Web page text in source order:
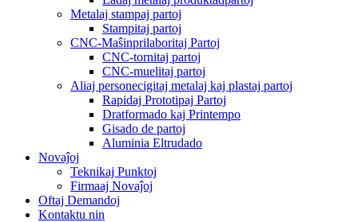
Metalaj stampaj partoj
Stampitaj partoj
CNC-Maŝinprilaboritaj Partoj
CNC-tornitaj partoj
CNC-muelitaj partoj
Aliaj personecigitaj metalaj kaj plastaj partoj
Rapidaj Prototipaj Partoj
Dratformado kaj Printempo
Gisado de partoj
Aluminia Eltrudado
Novaĵoj
Teknikaj Punktoj
Firmaaj Novaĵoj
Oftaj Demandoj
Kontaktu nin